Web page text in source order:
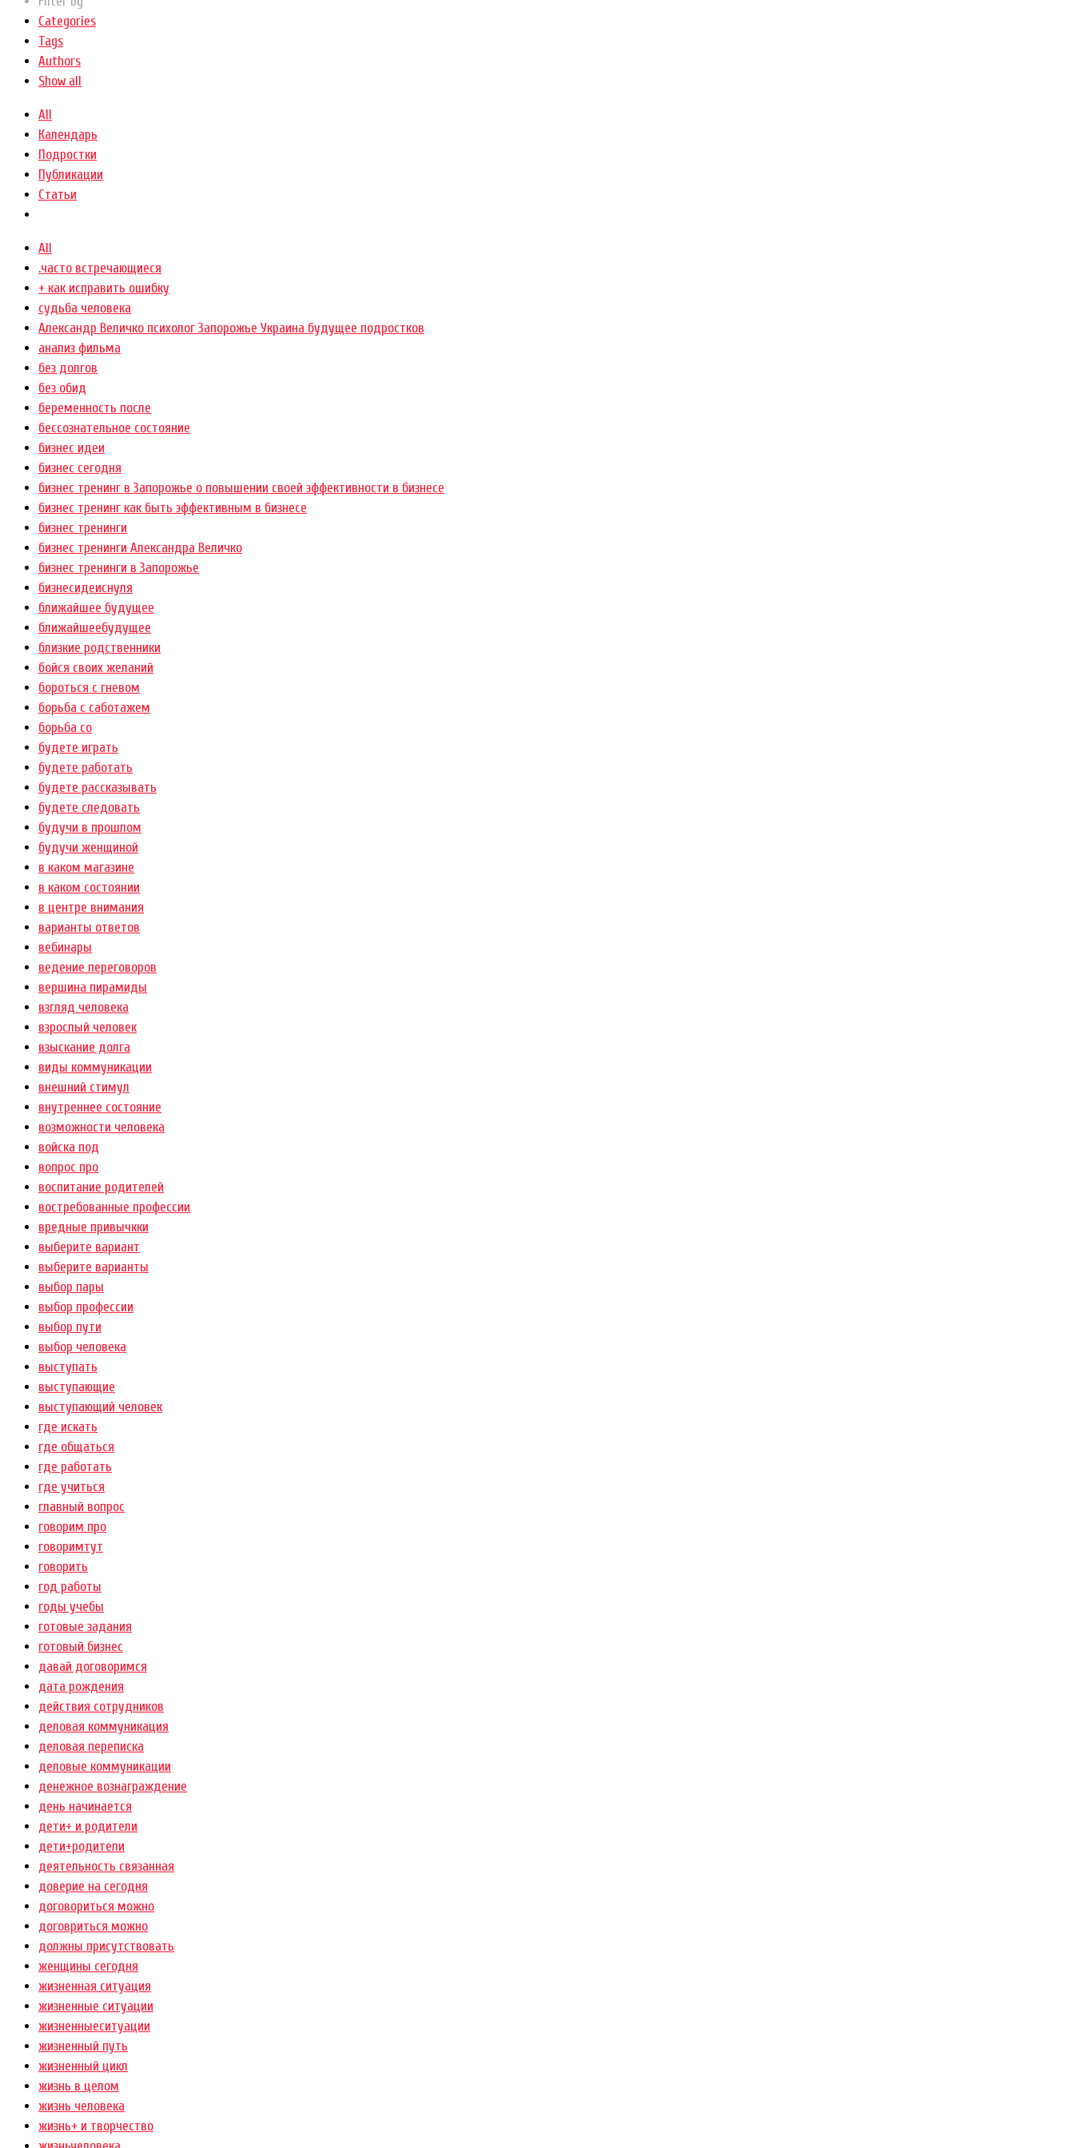
Categories
Tags
Authors
Show all
All
Календарь
Подростки
Публикации
Статьи
All
.часто встречающиеся
+ как исправить ошибку
cудьба человека
Александр Величко психолог Запорожье Украина будущее подростков
анализ фильма
без долгов
без обид
беременность после
бессознательное состояние
бизнес идеи
бизнес сегодня
бизнес тренинг в Запорожье о повышении своей эффективности в бизнесе
бизнес тренинг как быть эффективным в бизнесе
бизнес тренинги
бизнес тренинги Александра Величко
бизнес тренинги в Запорожье
бизнесидеиснуля
ближайшее будущее
ближайшеебудущее
близкие родственники
бойся своих желаний
бороться с гневом
борьба с саботажем
борьба со
будете играть
будете работать
будете рассказывать
будете следовать
будучи в прошлом
будучи женщиной
в каком магазине
в каком состоянии
в центре внимания
варианты ответов
вебинары
ведение переговоров
вершина пирамиды
взгляд человека
взрослый человек
взыскание долга
виды коммуникации
внешний стимул
внутреннее состояние
возможности человека
войска под
вопрос про
воспитание родителей
востребованные профессии
вредные привычкки
выберите вариант
выберите варианты
выбор пары
выбор профессии
выбор пути
выбор человека
выступать
выступающие
выступающий человек
где искать
где общаться
где работать
где учиться
главный вопрос
говорим про
говоримтут
говорить
год работы
годы учебы
готовые задания
готовый бизнес
давай договоримся
дата рождения
действия сотрудников
деловая коммуникация
деловая переписка
деловые коммуникации
денежное вознаграждение
день начинается
дети+ и родители
дети+родители
деятельность связанная
доверие на сегодня
договориться можно
договриться можно
должны присутствовать
женщины сегодня
жизненная ситуация
жизненные ситуации
жизненныеситуации
жизненный путь
жизненный цикл
жизнь в целом
жизнь человека
жизнь+ и творчество